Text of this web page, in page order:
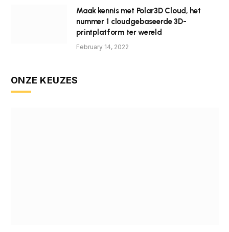
Maak kennis met Polar3D Cloud, het
nummer 1 cloudgebaseerde 3D-
printplatform ter wereld
February 14, 2022
ONZE KEUZES